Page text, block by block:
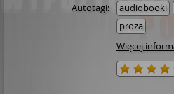
Autotagi: audiobooki
proza
Więcej